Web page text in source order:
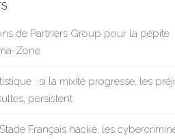
de Partners Group pour la pépite
Zone
: si la mixité progresse, les
persistent
Français hacké, les